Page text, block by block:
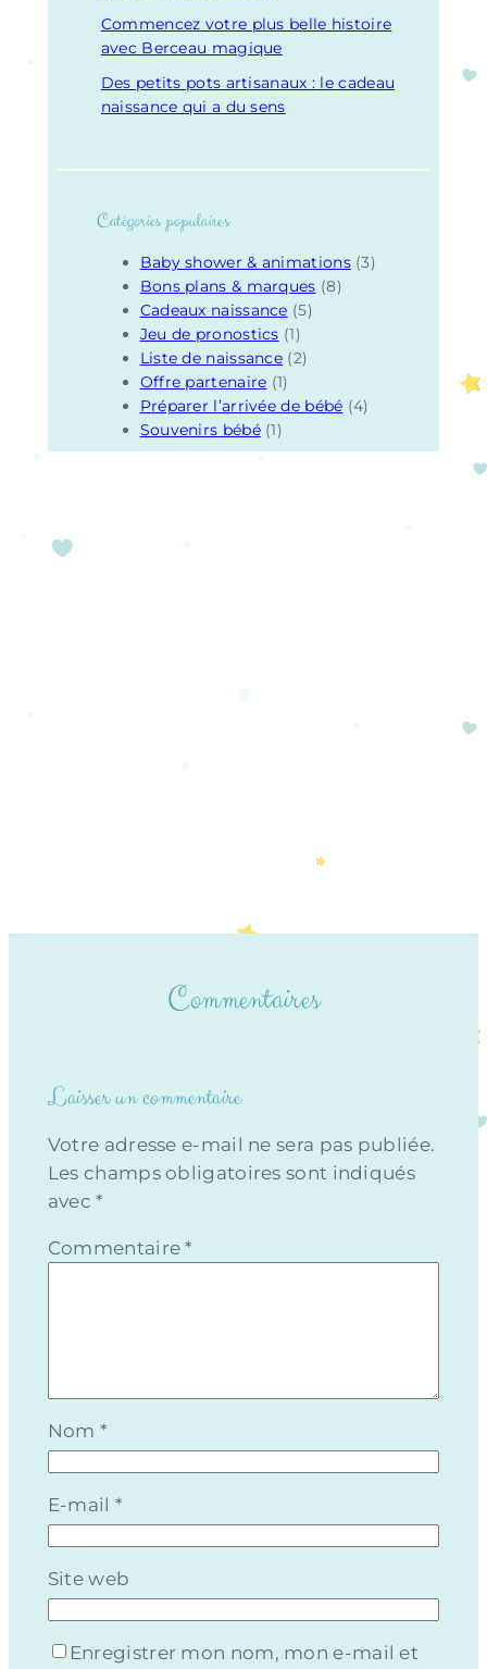
Commencez votre plus belle histoire
avec Berceau magique
Des petits pots artisanaux : le cadeau
naissance qui a du sens
Catégories populaires
Baby shower & animations(3)
Bons plans & marques (8)
Cadeaux naissance (5)
Jeu de pronostics (1)
Liste de naissance (2)
Offre partenaire (1)
Préparer l’arrivée de bébé (4)
Souvenirs bébé(1)
Commentaires
Laisser un commentaire
Votre adresse e-mail ne sera pas publiée.
Les champs obligatoires sont indiqués
avec*
Commentaire*
Nom*
E-mail *
Site web
Enregistrer mon nom, mon e-mail et